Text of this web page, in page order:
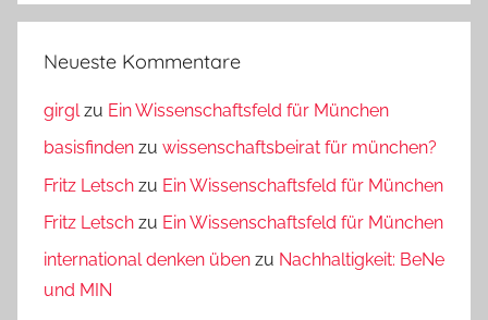
Neueste Kommentare
girgl zu Ein Wissenschaftsfeld für München
basisfinden zu wissenschaftsbeirat für münchen?
Fritz Letsch zu Ein Wissenschaftsfeld für München
Fritz Letsch zu Ein Wissenschaftsfeld für München
international denken üben zu Nachhaltigkeit: BeNe
und MIN